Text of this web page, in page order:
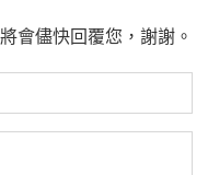
會儘快回覆您，謝謝。